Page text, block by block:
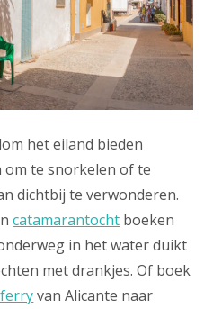
het eiland bieden
om te snorkelen of te
dichtbij te verwonderen.
catamarantocht boeken
in het water duikt
met drankjes. Of boek
van Alicante naar